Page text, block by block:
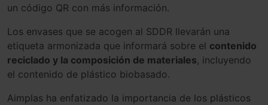
un código QR con más información.
Los envases que se acogen al SDDR llevarán una
etiqueta armonizada que informará sobre el contenido
reciclado y la composición de materiales, incluyendo
el contenido de plástico biobasado.
Aimplas ha enfatizado la importancia de los plásticos